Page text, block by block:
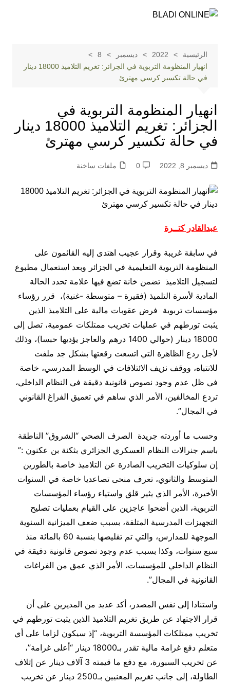
الرئيسية 2022 ديسمبر
8
انهيار المنظومة التربوية في الجزائر: تغريم التلاميذ 18000 دينار
في حالة تكسير كرسي مهترئ
انهيار المنظومة التربوية في
الجزائر: تغريم التلاميذ 18000 دينار
في حالة تكسير كرسي مهترئ
ديسمبر 8, 2022 0 ملفات ساخنة
عبدالقادر كتــرة
في سابقة غريبة وقرار عجيب اهتدى إليه القائمون على
المنظومة التربوية التعليمية في الجزائر وبعد استعمال مطبوع
لتسجيل التلاميذ تضمن خانة تضع فيها علامة تحدد الحالة
المادية لأسرة التلميذ (فقيرة – متوسطة -غنية)، قرر رؤساء
مؤسسات تربوية فرض عقوبات مالية على التلاميذ الذين
يثبت تورطهم في عمليات تخريب ممتلكات عمومية، تصل إلى
18000 دينار (حوالي 1400 درهم والعاجز يؤديها حبسا)، وذلك
لأجل ردع الظاهرة التي اتسعت رقعتها بشكل جد ملفت
للانتباه، ووقف نزيف الائتلافات في الوسط المدرسي، خاصة
في ظل عدم وجود نصوص قانونية دقيقة في النظام الداخلي،
تردع المخالفين، الأمر الذي ساهم في تعميق الفراغ القانوني
في المجال”.
وحسب ما أوردته جريدة الصرف الصحي “الشروق” الناطقة
باسم جنرالات النظام العسكري الجزائري بثكنة بن عكنون :”
إن سلوكيات التخريب الصادرة عن التلاميذ خاصة بالطورين
المتوسط والثانوي، تعرف منحى تصاعديا خاصة في السنوات
الأخيرة، الأمر الذي يثير قلق واستياء رؤساء المؤسسات
التربوية، الذين أضحوا عاجزين على القيام بعمليات تصليح
التجهيزات المدرسية المتلفة، بسبب ضعف الميزانية السنوية
الموجهة للمدارس، والتي تم تقليصها بنسبة 60 بالمائة منذ
سبع سنوات، وكذا بسبب عدم وجود نصوص قانونية دقيقة في
النظام الداخلي للمؤسسات، الأمر الذي عمق من الفراغات
القانونية في المجال”.
واستنادا إلى نفس المصدر، أكد عديد من المديرين على أن
قرار الاجتهاد عن طريق تغريم التلاميذ الذين يثبت تورطهم في
تخريب ممتلكات المؤسسة التربوية، “إذ سيكون لزاما على أي
متعلم دفع غرامة مالية تقدر بـ18000 دينار “أعلى غرامة”،
عن تخريب السبورة، مع دفع ما قيمته 3 آلاف دينار عن إتلاف
الطاولة، إلى جانب تغريم المعنيين بـ2500 دينار عن تخريب